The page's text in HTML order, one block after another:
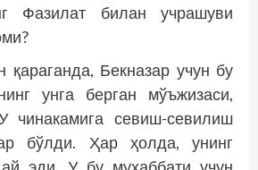
Фазилат билан учрашуви
қараганда, Бекназар учун бу
унга берган мўъжизаси,
чинакамига севиш-севилиш
бўлди. Ҳар ҳолда, унинг